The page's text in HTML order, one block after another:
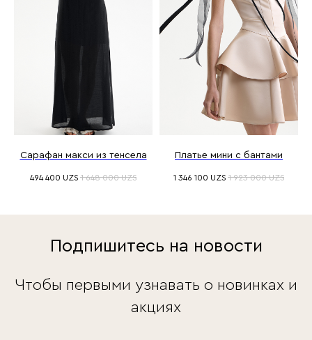
Сарафан макси из тенсела
494 400 UZS 1 648 000 UZS
Платье мини с бантами
1 346 100 UZS 1 923 000 UZS
Подпишитесь на новости
Чтобы первыми узнавать о новинках и
акциях